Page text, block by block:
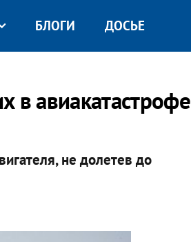
БЛОГИ ДОСЬЕ
в авиакатастрофе
не долетев до